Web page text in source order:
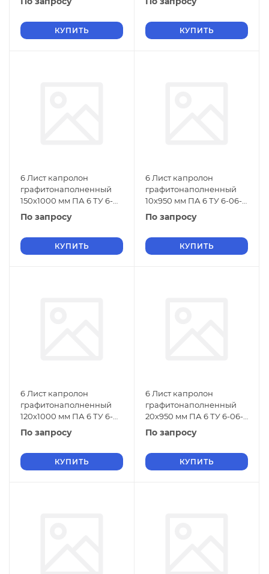
КУПИТЬ КУПИТЬ
6 Лист капролон
графитонаполненный
150х1000 мм ПА 6 ТУ 6-
06-38-89
По запросу
КУПИТЬ
6 Лист капролон
графитонаполненный
10х950 мм ПА 6 ТУ 6-06-
38-89
По запросу
КУПИТЬ
6 Лист капролон
графитонаполненный
120х1000 мм ПА 6 ТУ 6-
06-38-89
По запросу
КУПИТЬ
6 Лист капролон
графитонаполненный
20х950 мм ПА 6 ТУ 6-06-
38-89
По запросу
КУПИТЬ